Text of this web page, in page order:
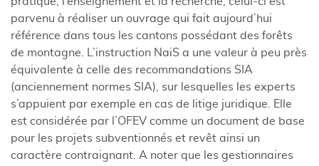
parvenu à réaliser un ouvrage qui fait aujourd’hui
référence dans tous les cantons possédant des forêts
de montagne. L’instruction NaiS a une valeur à peu près
équivalente à celle des recommandations SIA
(anciennement normes SIA), sur lesquelles les experts
s’appuient par exemple en cas de litige juridique. Elle
est considérée par l’OFEV comme un document de base
pour les projets subventionnés et revêt ainsi un
caractère contraignant. A noter que les gestionnaires